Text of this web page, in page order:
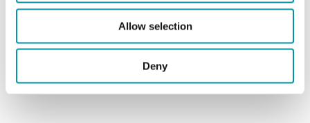
Allow selection
Deny
Diametro bulbo 6 mm
Materiale cavo Silicone
Materiale bulbo Ottone nichelato